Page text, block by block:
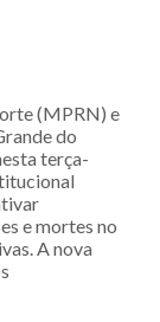
(MPRN) e
do
terça-
e mortes no
A nova